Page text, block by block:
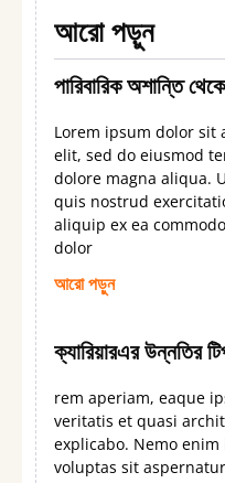
আরো পড়ুন
পারিবারিক অশান্তি
Lorem ipsum dolor sit
elit, sed do eiusmod
dolore magna aliqua.
quis nostrud
aliquip ex ea
dolor
আরো পড়ুন
ক্যারিয়ারএর উন্নতির
rem aperiam, eaque
veritatis et quasi
explicabo. Nemo
voluptas sit